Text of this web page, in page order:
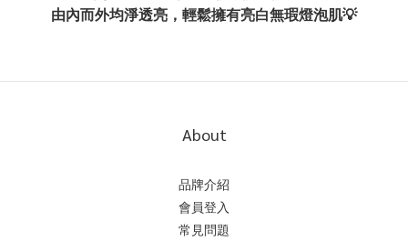
由內而外均淨透亮，輕鬆擁有亮白無瑕燈泡肌💡
About
品牌介紹
會員登入
常見問題